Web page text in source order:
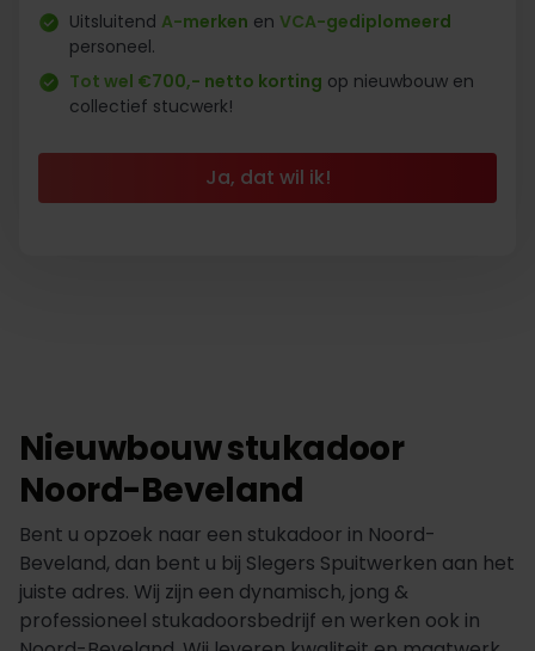
Uitsluitend A-merken en VCA-gediplomeerd
personeel.
Tot wel €700,- netto korting op nieuwbouw en
collectief stucwerk!
Ja, dat wil ik!
Nieuwbouw stukadoor
Noord-Beveland
Bent u opzoek naar een stukadoor in Noord-
Beveland, dan bent u bij Slegers Spuitwerken aan het
juiste adres. Wij zijn een dynamisch, jong &
professioneel stukadoorsbedrijf en werken ook in